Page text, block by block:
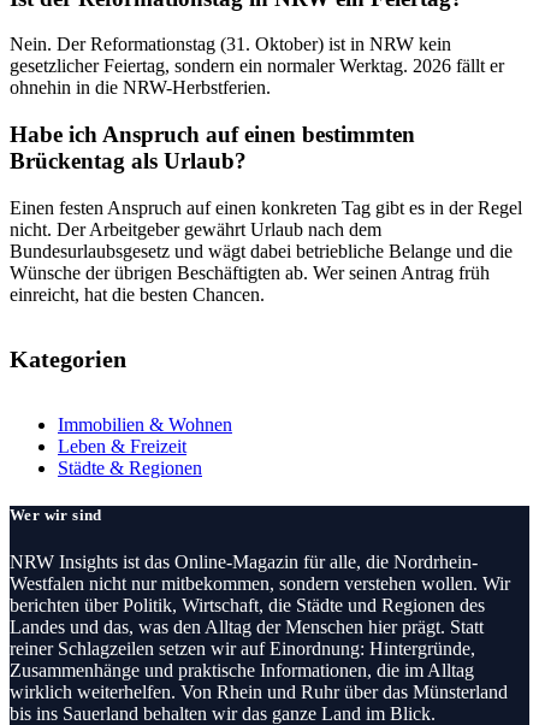
Nein. Der Reformationstag (31. Oktober) ist in NRW kein
gesetzlicher Feiertag, sondern ein normaler Werktag. 2026 fällt er
ohnehin in die NRW-Herbstferien.
Habe ich Anspruch auf einen bestimmten
Brückentag als Urlaub?
Einen festen Anspruch auf einen konkreten Tag gibt es in der Regel
nicht. Der Arbeitgeber gewährt Urlaub nach dem
Bundesurlaubsgesetz und wägt dabei betriebliche Belange und die
Wünsche der übrigen Beschäftigten ab. Wer seinen Antrag früh
einreicht, hat die besten Chancen.
Kategorien
Immobilien & Wohnen
Leben & Freizeit
Städte & Regionen
Wer wir sind
NRW Insights ist das Online-Magazin für alle, die Nordrhein-
Westfalen nicht nur mitbekommen, sondern verstehen wollen. Wir
berichten über Politik, Wirtschaft, die Städte und Regionen des
Landes und das, was den Alltag der Menschen hier prägt. Statt
reiner Schlagzeilen setzen wir auf Einordnung: Hintergründe,
Zusammenhänge und praktische Informationen, die im Alltag
wirklich weiterhelfen. Von Rhein und Ruhr über das Münsterland
bis ins Sauerland behalten wir das ganze Land im Blick.